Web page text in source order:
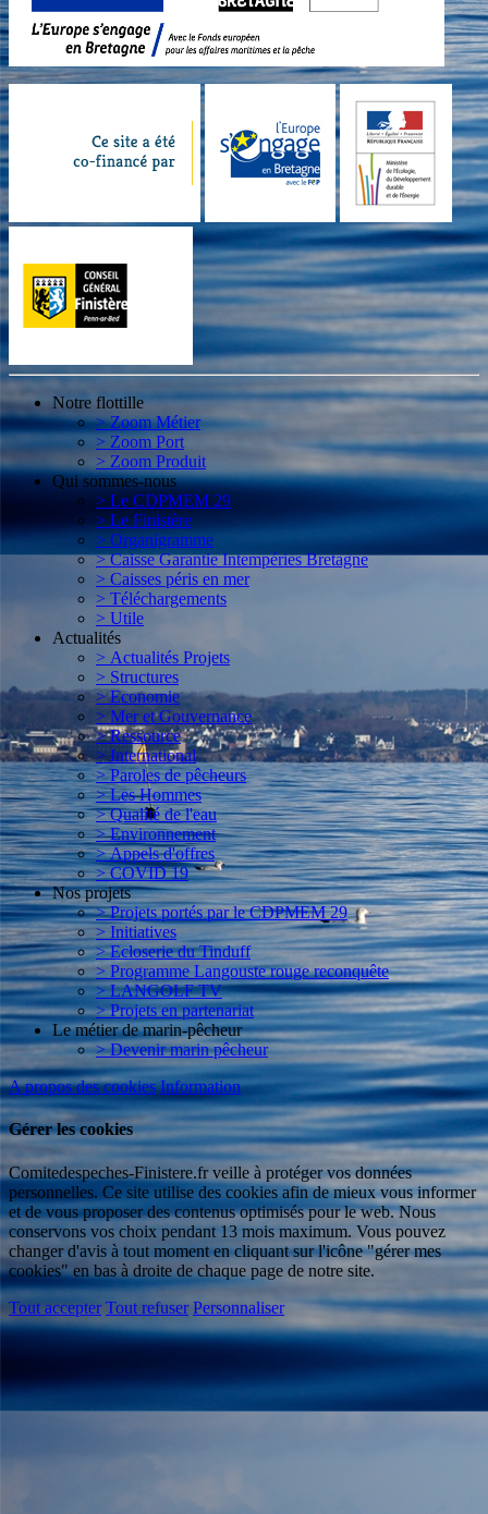
Notre flottille
> Zoom Métier
> Zoom Port
> Zoom Produit
Qui sommes-nous
> Le CDPMEM 29
> Le Finistère
> Organigramme
> Caisse Garantie Intempéries Bretagne
> Caisses péris en mer
> Téléchargements
> Utile
Actualités
> Actualités Projets
> Structures
> Economie
> Mer et Gouvernance
> Ressource
> International
> Paroles de pêcheurs
> Les Hommes
> Qualité de l'eau
> Environnement
> Appels d'offres
> COVID 19
Nos projets
> Projets portés par le CDPMEM 29
> Initiatives
> Ecloserie du Tinduff
> Programme Langouste rouge reconquête
> LANGOLF TV
> Projets en partenariat
Le métier de marin-pêcheur
> Devenir marin pêcheur
A propos des cookies Information
Gérer les cookies
Comitedespeches-Finistere.fr veille à protéger vos données
personnelles. Ce site utilise des cookies afin de mieux vous informer
et de vous proposer des contenus optimisés pour le web. Nous
conservons vos choix pendant 13 mois maximum. Vous pouvez
changer d'avis à tout moment en cliquant sur l'icône "gérer mes
cookies" en bas à droite de chaque page de notre site.
Tout accepter Tout refuser Personnaliser